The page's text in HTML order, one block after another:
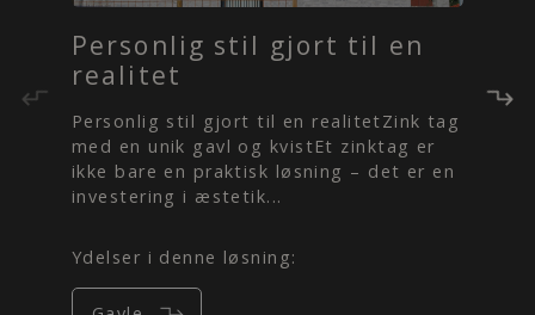
Personlig stil gjort til en
realitet
Personlig stil gjort til en realitetZink tag
med en unik gavl og kvistEt zinktag er
ikke bare en praktisk løsning – det er en
investering i æstetik...
Ydelser i denne løsning: